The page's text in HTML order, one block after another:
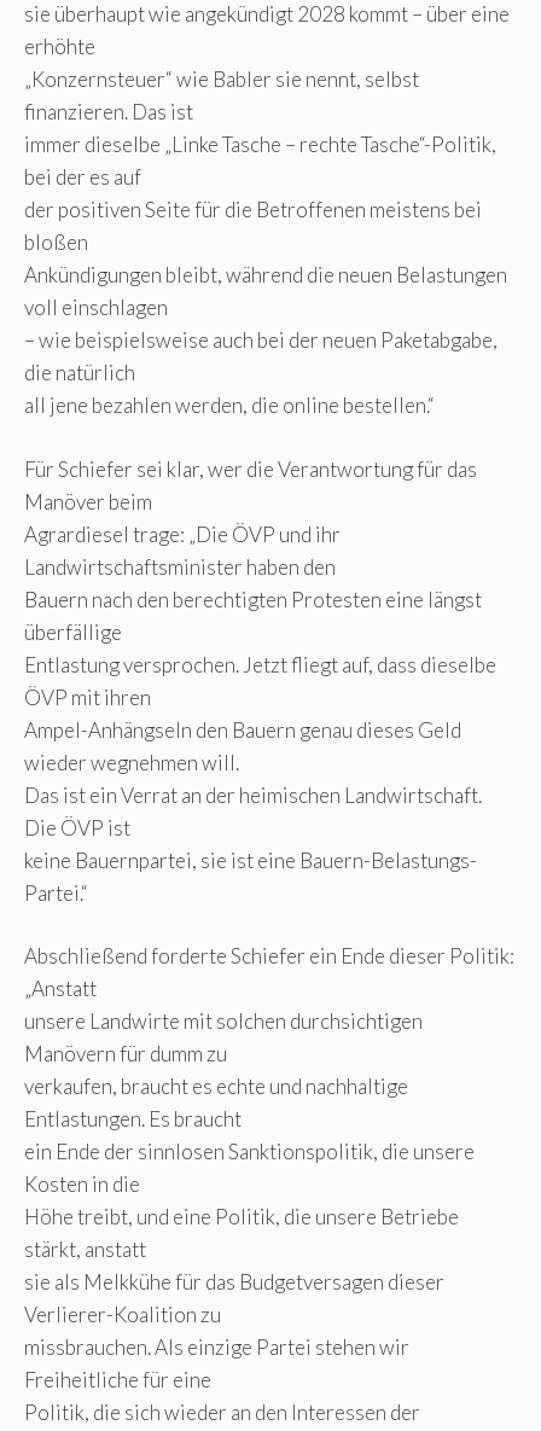
sie überhaupt wie angekündigt 2028 kommt – über eine
erhöhte
„Konzernsteuer“ wie Babler sie nennt, selbst
finanzieren. Das ist
immer dieselbe „Linke Tasche – rechte Tasche“-Politik,
bei der es auf
der positiven Seite für die Betroffenen meistens bei
bloßen
Ankündigungen bleibt, während die neuen Belastungen
voll einschlagen
– wie beispielsweise auch bei der neuen Paketabgabe,
die natürlich
all jene bezahlen werden, die online bestellen.“
Für Schiefer sei klar, wer die Verantwortung für das
Manöver beim
Agrardiesel trage: „Die ÖVP und ihr
Landwirtschaftsminister haben den
Bauern nach den berechtigten Protesten eine längst
überfällige
Entlastung versprochen. Jetzt fliegt auf, dass dieselbe
ÖVP mit ihren
Ampel-Anhängseln den Bauern genau dieses Geld
wieder wegnehmen will.
Das ist ein Verrat an der heimischen Landwirtschaft.
Die ÖVP ist
keine Bauernpartei, sie ist eine Bauern-Belastungs-
Partei.“
Abschließend forderte Schiefer ein Ende dieser Politik:
„Anstatt
unsere Landwirte mit solchen durchsichtigen
Manövern für dumm zu
verkaufen, braucht es echte und nachhaltige
Entlastungen. Es braucht
ein Ende der sinnlosen Sanktionspolitik, die unsere
Kosten in die
Höhe treibt, und eine Politik, die unsere Betriebe
stärkt, anstatt
sie als Melkkühe für das Budgetversagen dieser
Verlierer-Koalition zu
missbrauchen. Als einzige Partei stehen wir
Freiheitliche für eine
Politik, die sich wieder an den Interessen der